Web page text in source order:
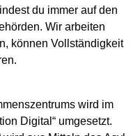
du immer auf den
Wir arbeiten
können Vollständigkeit
wird im
Digital“ umgesetzt.